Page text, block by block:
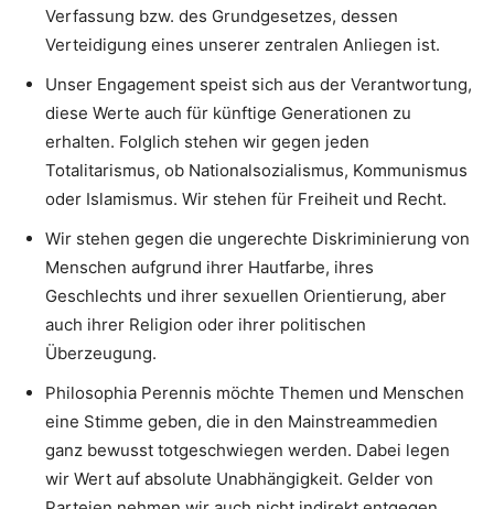
Verfassung bzw. des Grundgesetzes, dessen
Verteidigung eines unserer zentralen Anliegen ist.
Unser Engagement speist sich aus der Verantwortung,
diese Werte auch für künftige Generationen zu
erhalten. Folglich stehen wir gegen jeden
Totalitarismus, ob Nationalsozialismus, Kommunismus
oder Islamismus. Wir stehen für Freiheit und Recht.
Wir stehen gegen die ungerechte Diskriminierung von
Menschen aufgrund ihrer Hautfarbe, ihres
Geschlechts und ihrer sexuellen Orientierung, aber
auch ihrer Religion oder ihrer politischen
Überzeugung.
Philosophia Perennis möchte Themen und Menschen
eine Stimme geben, die in den Mainstreammedien
ganz bewusst totgeschwiegen werden. Dabei legen
wir Wert auf absolute Unabhängigkeit. Gelder von